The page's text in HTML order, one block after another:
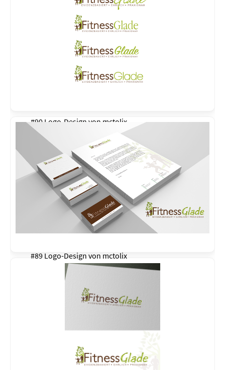
#90 Logo-Design von mctolix
#89 Logo-Design von mctolix